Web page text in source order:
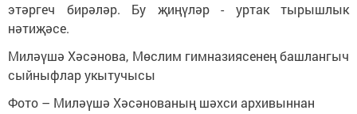
этәргеч бирәләр. Бу җиңүләр - уртак тырышлык
нәтиҗәсе.
Миләүшә Хәсәнова, Мөслим гимназиясенең башлангыч
сыйныфлар укытучысы
Фото – Миләүшә Хәсәнованың шәхси архивыннан